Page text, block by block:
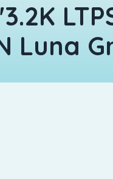
Luna